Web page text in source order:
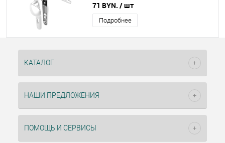
71 BYN. / шт
Подробнее
КАТАЛОГ
НАШИ ПРЕДЛОЖЕНИЯ
ПОМОЩЬ И СЕРВИСЫ